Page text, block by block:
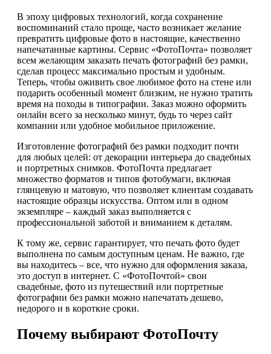
В эпоху цифровых технологий, когда сохранение
воспоминаний стало проще, часто возникает желание
превратить цифровые фото в настоящие, качественно
напечатанные картины. Сервис «ФотоПочта» позволяет
всем желающим заказать печать фотографий без рамки,
сделав процесс максимально простым и удобным.
Теперь, чтобы оживить свое любимое фото на стене или
подарить особенный момент близким, не нужно тратить
время на походы в типографии. Заказ можно оформить
онлайн всего за несколько минут, будь то через сайт
компании или удобное мобильное приложение.
Изготовление фотографий без рамки подходит почти
для любых целей: от декорации интерьера до свадебных
и портретных снимков. ФотоПочта предлагает
множество форматов и типов фотобумаги, включая
глянцевую и матовую, что позволяет клиентам создавать
настоящие образцы искусства. Оптом или в одном
экземпляре – каждый заказ выполняется с
профессиональной заботой и вниманием к деталям.
К тому же, сервис гарантирует, что печать фото будет
выполнена по самым доступным ценам. Не важно, где
вы находитесь – все, что нужно для оформления заказа,
это доступ в интернет. С «ФотоПочтой» свои
свадебные, фото из путешествий или портретные
фотографии без рамки можно напечатать дешево,
недорого и в короткие сроки.
Почему выбирают ФотоПочту